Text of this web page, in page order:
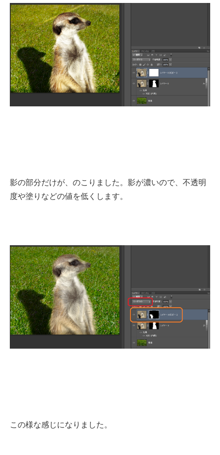
影の部分だけが、のこりました。影が濃いので、不透明
度や塗りなどの値を低くします。
この様な感じになりました。